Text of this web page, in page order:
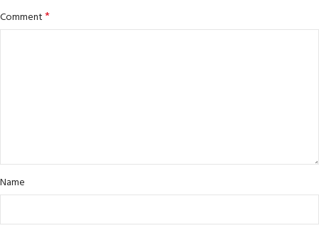
Comment*
Name